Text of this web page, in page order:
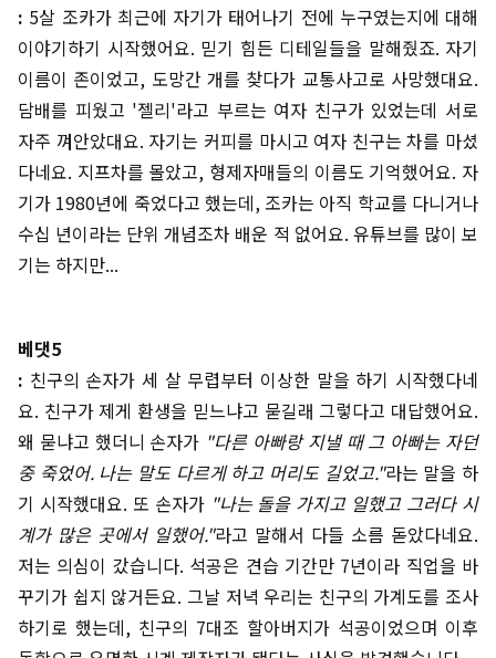
: 5살 조카가 최근에 자기가 태어나기 전에 누구였는지에 대해
이야기하기 시작했어요. 믿기 힘든 디테일들을 말해줬죠. 자기
이름이 존이었고, 도망간 개를 찾다가 교통사고로 사망했대요.
담배를 피웠고 '젤리'라고 부르는 여자 친구가 있었는데 서로
자주 껴안았대요. 자기는 커피를 마시고 여자 친구는 차를 마셨
다네요. 지프차를 몰았고, 형제자매들의 이름도 기억했어요. 자
기가 1980년에 죽었다고 했는데, 조카는 아직 학교를 다니거나
수십 년이라는 단위 개념조차 배운 적 없어요. 유튜브를 많이 보
기는 하지만...
베댓5
: 친구의 손자가 세 살 무렵부터 이상한 말을 하기 시작했다네
요. 친구가 제게 환생을 믿느냐고 묻길래 그렇다고 대답했어요.
왜 묻냐고 했더니 손자가 "다른 아빠랑 지낼 때 그 아빠는 자던
중 죽었어. 나는 말도 다르게 하고 머리도 길었고."라는 말을 하
기 시작했대요. 또 손자가 "나는 돌을 가지고 일했고 그러다 시
계가 많은 곳에서 일했어."라고 말해서 다들 소름 돋았다네요.
저는 의심이 갔습니다. 석공은 견습 기간만 7년이라 직업을 바
꾸기가 쉽지 않거든요. 그날 저녁 우리는 친구의 가계도를 조사
하기로 했는데, 친구의 7대조 할아버지가 석공이었으며 이후